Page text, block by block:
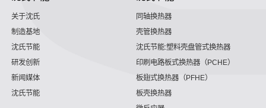
关于沈氏
制造基地
沈氏节能
研发创新
新闻媒体
沈氏节能
同轴换热器
壳管换热器
沈氏节能:塑料壳盘管式换热器
印刷电路板式换热器（PCHE）
板翅式换热器（PFHE）
板壳换热器